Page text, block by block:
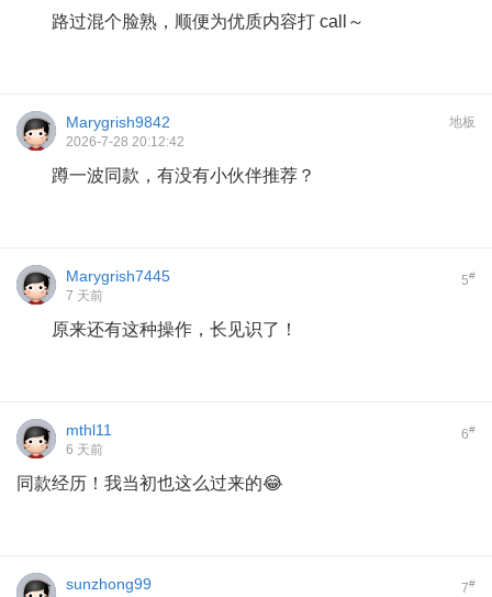
路过混个脸熟，顺便为优质内容打 call～
地板
Marygrish9842
2026-7-28 20:12:42
蹲一波同款，有没有小伙伴推荐？
5#
Marygrish7445
7 天前
原来还有这种操作，长见识了！
6#
mthl11
6 天前
同款经历！我当初也这么过来的😂
7#
sunzhong99